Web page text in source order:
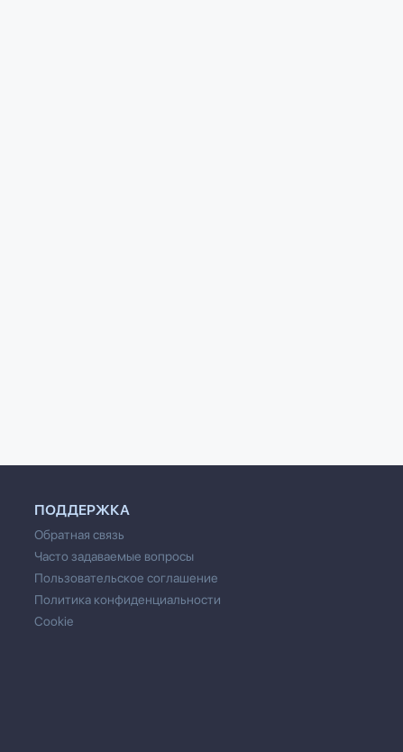
ПОДДЕРЖКА
Обратная связь
Часто задаваемые вопросы
Пользовательское соглашение
Политика конфиденциальности
Cookie